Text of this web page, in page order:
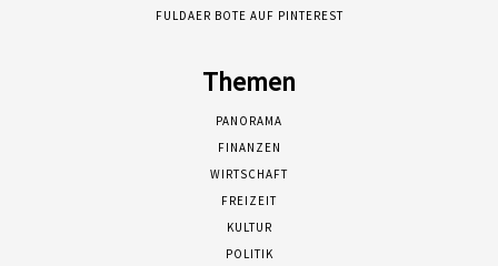
FULDAER BOTE AUF PINTEREST
Themen
PANORAMA
FINANZEN
WIRTSCHAFT
FREIZEIT
KULTUR
POLITIK